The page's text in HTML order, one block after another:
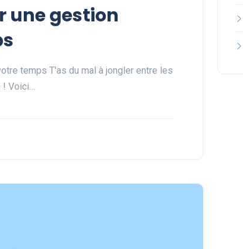
une gestion
temps T'as du mal à jongler entre les
! Voici…